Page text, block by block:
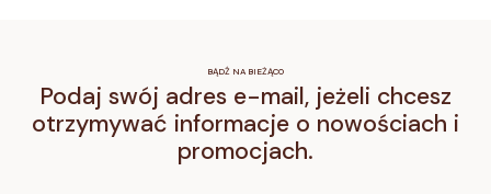
BĄDŹ NA BIEŻĄCO
Podaj swój adres e-mail, jeżeli chcesz
otrzymywać informacje o nowościach i
promocjach.